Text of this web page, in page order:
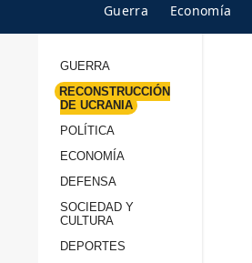
Guerra Economía
TODAS LAS
GUERRA
RECONSTRUCCIÓN
DE UCRANIA
POLÍTICA
ECONOMÍA
DEFENSA
SOCIEDAD Y
CULTURA
DEPORTES